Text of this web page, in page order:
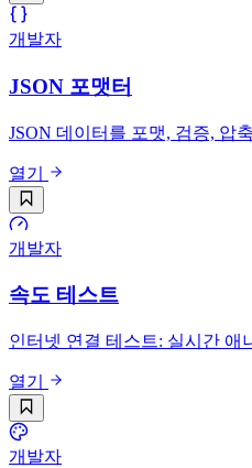
개발자
JSON 포맷터
JSON 데이터를 포맷, 검증, 압
열기
개발자
속도 테스트
인터넷 연결 테스트: 실시간 애
열기
개발자